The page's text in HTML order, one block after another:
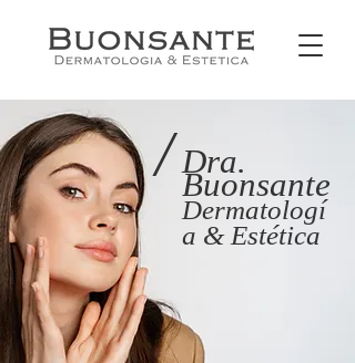
/ Dra.
Buonsante
Dermatologí
a & Estética